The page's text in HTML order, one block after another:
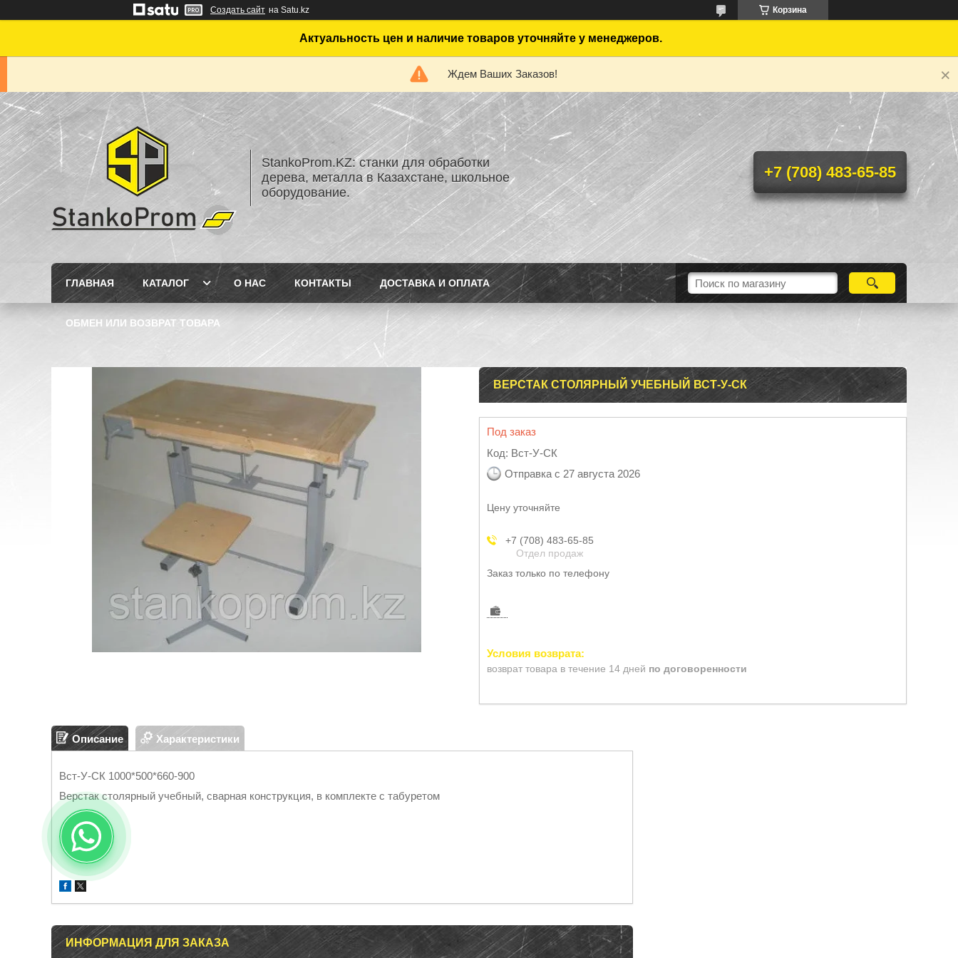
Создать сайт на Satu.kz Корзина
Актуальность цен и наличие товаров уточняйте у менеджеров.
Ждем Ваших Заказов!
StankoProm.KZ: станки для обработки
дерева, металла в Казахстане, школьное
оборудование.
+7 (708) 483-65-85
ГЛАВНАЯ КАТАЛОГ О НАС КОНТАКТЫ ДОСТАВКА И ОПЛАТА
ОБМЕН ИЛИ ВОЗВРАТ ТОВАРА
ВЕРСТАК СТОЛЯРНЫЙ УЧЕБНЫЙ ВСТ-У-СК
Под заказ
Код: Вст-У-СК
Отправка с 27 августа 2026
Цену уточняйте
+7 (708) 483-65-85
Отдел продаж
Заказ только по телефону
возврат товара в течение 14 дней по договоренности
Описание Характеристики
Вст-У-СК 1000*500*660-900
Верстак столярный учебный, сварная конструкция, в комплекте с табуретом
ИНФОРМАЦИЯ ДЛЯ ЗАКАЗА